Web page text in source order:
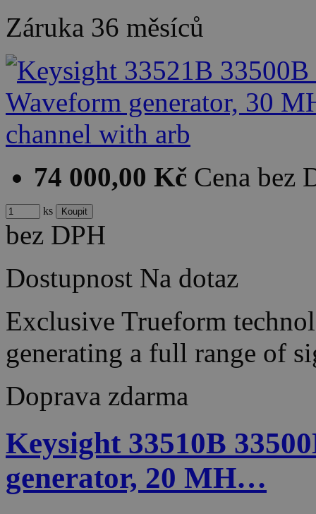
Záruka 36 měsíců
74 000,00 Kč Cena bez
ks
bez DPH
Dostupnost Na dotaz
Exclusive Trueform
generating a full range of
Doprava zdarma
Keysight 33510B
generator, 20 MH…